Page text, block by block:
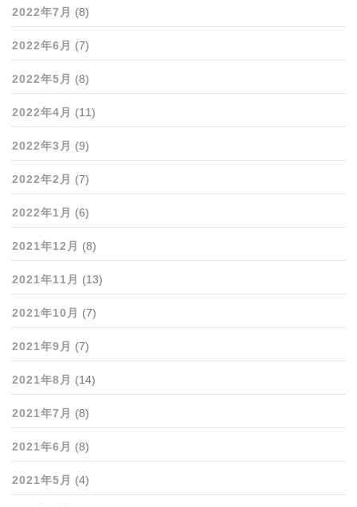
2022年7月 (8)
2022年6月 (7)
2022年5月 (8)
2022年4月 (11)
2022年3月 (9)
2022年2月 (7)
2022年1月 (6)
2021年12月 (8)
2021年11月 (13)
2021年10月 (7)
2021年9月 (7)
2021年8月 (14)
2021年7月 (8)
2021年6月 (8)
2021年5月 (4)